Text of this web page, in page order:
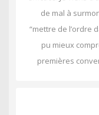
de mal à
“mettre de l’ordre
pu mieux
premières